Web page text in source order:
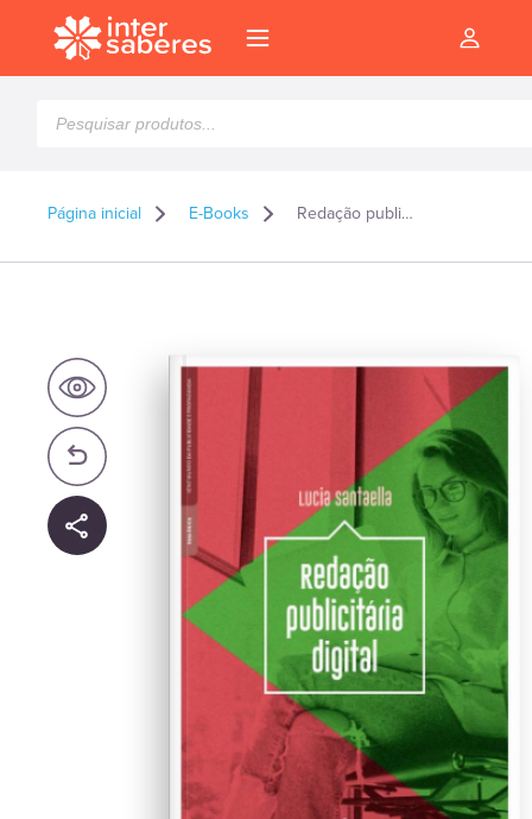
produtos
Página inicial E-Books Redação publicitária digital – E-book